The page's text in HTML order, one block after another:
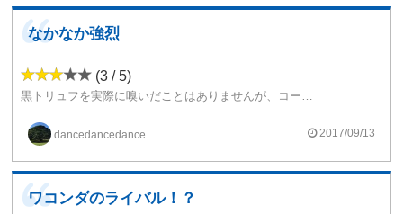
クセあるコーヒーリキッドを探している方には良いと思う。
なかなか強烈
(3 / 5)
黒トリュフを実際に嗅いだことはありませんが、コーヒー系とは明らかに違う香りが来るのでこれがそうなのかと。
でも臭みって敬遠される一方でハマる人もいるんですよね。
好き嫌いは分かれるでしょうが、コーヒー系で思い切った変化球が欲しい、なんて人は試してみる価値はあるかも？
dancedancedance 2017/09/13
ワコンダのライバル！？